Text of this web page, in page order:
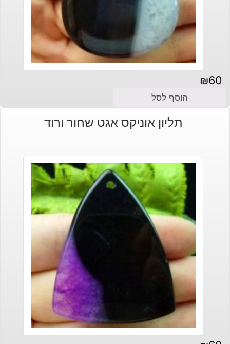
₪60
הוסף לסל
תליון אוניקס אגט שחור ורוד